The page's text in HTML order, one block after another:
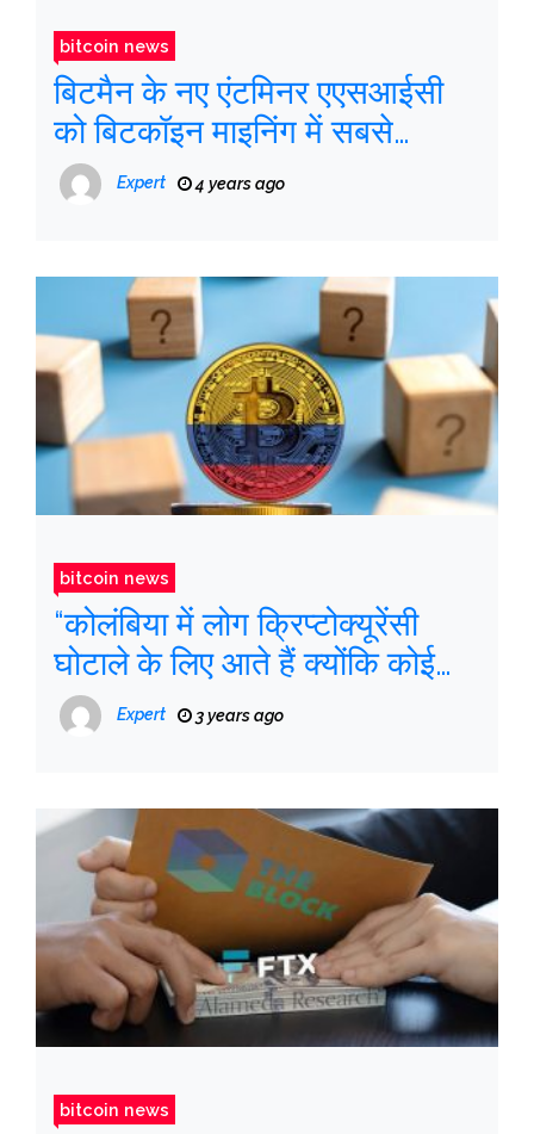
bitcoin news
बिटमैन के नए एंटमिनर एएसआईसी
को बिटकॉइन माइनिंग में सबसे
शक्तिशाली का ताज पहनाया गया है
Expert 4 years ago
bitcoin news
“कोलंबिया में लोग क्रिप्टोक्यूरेंसी
घोटाले के लिए आते हैं क्योंकि कोई
स्पष्ट नियम नहीं हैं”
Expert 3 years ago
bitcoin news